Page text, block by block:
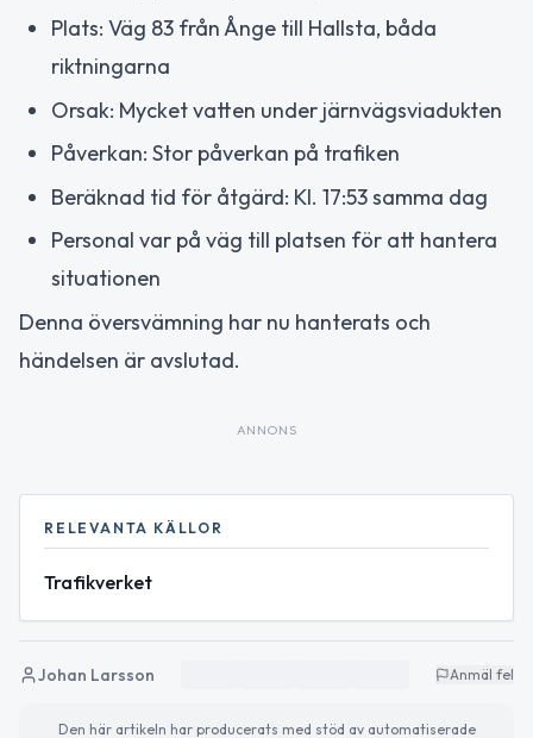
Plats: Väg 83 från Ånge till Hallsta, båda
riktningarna
Orsak: Mycket vatten under järnvägsviadukten
Påverkan: Stor påverkan på trafiken
Beräknad tid för åtgärd: Kl. 17:53 samma dag
Personal var på väg till platsen för att hantera
situationen
Denna översvämning har nu hanterats och
händelsen är avslutad.
ANNONS
RELEVANTA KÄLLOR
Trafikverket
Johan Larsson Anmäl fel
Den här artikeln har producerats med stöd av automatiserade